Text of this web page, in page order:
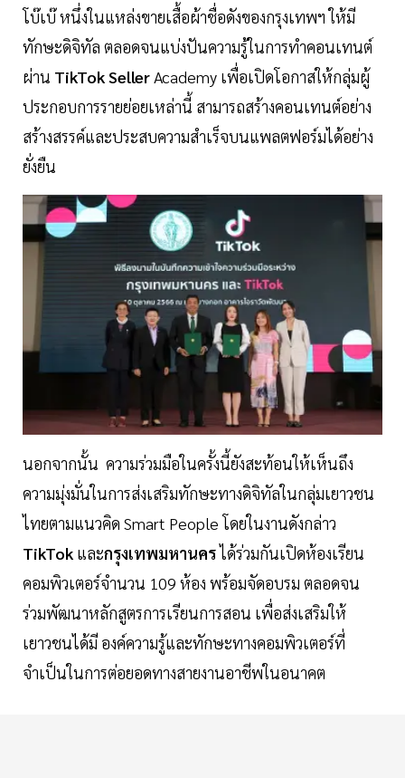
โบ๊เบ๊ หนึ่งในแหล่งขายเสื้อผ้าชื่อดังของกรุงเทพฯ ให้มี
ทักษะดิจิทัล ตลอดจนแบ่งปันความรู้ในการทำคอนเทนต์
ผ่าน TikTok SellerAcademy เพื่อเปิดโอกาสให้กลุ่มผู้
ประกอบการรายย่อยเหล่านี้ สามารถสร้างคอนเทนต์อย่าง
สร้างสรรค์และประสบความสำเร็จบนแพลตฟอร์มได้อย่าง
ยั่งยืน
นอกจากนั้น ความร่วมมือในครั้งนี้ยังสะท้อนให้เห็นถึง
ความมุ่งมั่นในการส่งเสริมทักษะทางดิจิทัลในกลุ่มเยาวชน
ไทยตามแนวคิด Smart People โดยในงานดังกล่าว
TikTok และกรุงเทพมหานครได้ร่วมกันเปิดห้องเรียน
คอมพิวเตอร์จำนวน 109 ห้อง พร้อมจัดอบรม ตลอดจน
ร่วมพัฒนาหลักสูตรการเรียนการสอน เพื่อส่งเสริมให้
เยาวชนได้มี องค์ความรู้และทักษะทางคอมพิวเตอร์ที่
จำเป็นในการต่อยอดทางสายงานอาชีพในอนาคต